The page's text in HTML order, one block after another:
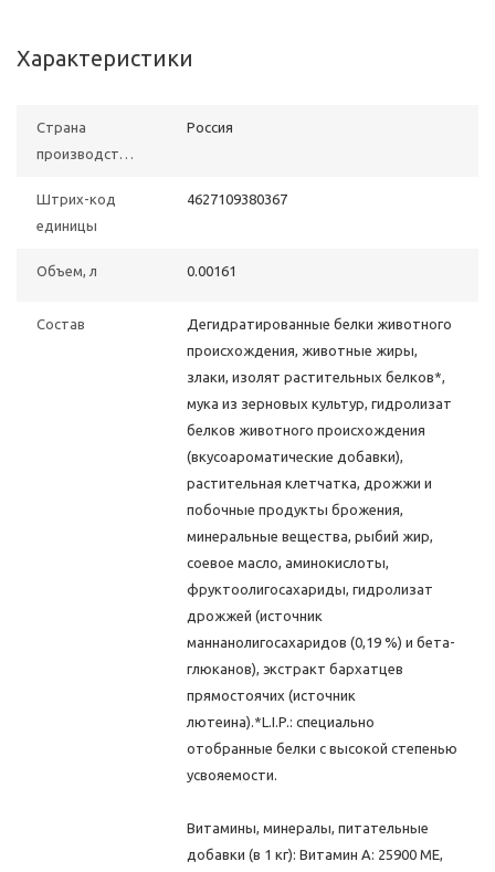
Характеристики
Страна
производства
Poccия
Штрих-код
единицы
4627109380367
Объем, л 0.00161
Состав
Дегидратированные белки животного
происхождения, животные жиры,
злаки, изолят растительных белков*,
мука из зерновых культур, гидролизат
белков животного происхождения
(вкусоароматические добавки),
растительная клетчатка, дрожжи и
побочные продукты брожения,
минеральные вещества, рыбий жир,
соевое масло, аминокислоты,
фруктоолигосахариды, гидролизат
дрожжей (источник
маннанолигосахаридов (0,19 %) и бета-
глюканов), экстракт бархатцев
прямостоячих (источник
лютеина).*L.I.P.: специально
отобранные белки с высокой степенью
усвояемости.
Витамины, минералы, питательные
добавки (в 1 кг): Витамин A: 25900 ME,